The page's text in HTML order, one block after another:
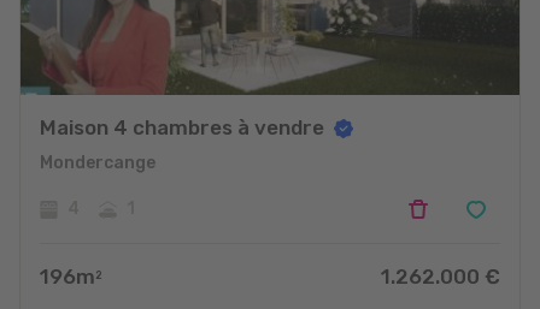
Maison 4 chambres à vendre
Mondercange
196m 2 1.262.000 €